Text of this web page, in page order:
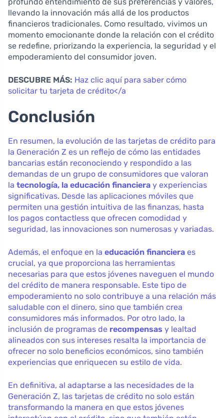
llevando la innovación más allá de los productos
financieros tradicionales. Como resultado, vivimos un
momento emocionante donde la relación con el crédito
se redefine, priorizando la experiencia, la seguridad y el
empoderamiento del consumidor joven.
DESCUBRE MÁS: Haz clic aquí para saber cómo
solicitar tu tarjeta de crédito</a
Conclusión
En resumen, la evolución de las tarjetas de crédito para
la Generación Z es un reflejo de cómo las entidades
bancarias están reconociendo y respondido a las
demandas de un grupo de consumidores que valoran
la tecnología, la educación financiera y experiencias
significativas. Desde las aplicaciones móviles que
permiten una gestión intuitiva de las finanzas, hasta
los pagos contactless que ofrecen comodidad y
seguridad, las innovaciones son numerosas y variadas.
Además, el enfoque en la educación financiera es
crucial, ya que proporciona las herramientas
necesarias para que estos jóvenes naveguen el mundo
del crédito de manera responsable. Este tipo de
empoderamiento no solo contribuye a una relación más
saludable con el dinero, sino que también crea
consumidores más informados. Por otro lado, la
inclusión de programas de recompensas y lealtad
alineados con sus intereses resalta la importancia de
ofrecer no solo beneficios económicos, sino también
experiencias que enriquecen su estilo de vida.
En definitiva, al adaptarse a las necesidades de la
Generación Z, las tarjetas de crédito no solo están
transformando la manera en que estos jóvenes